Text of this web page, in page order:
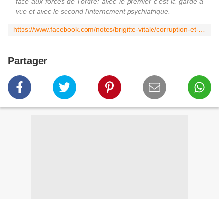
vue et avec le second l'internement psychiatrique.
Partager